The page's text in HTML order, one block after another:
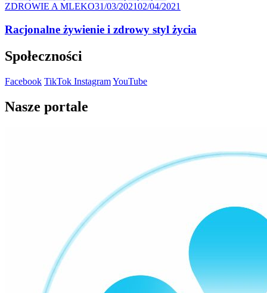
Kategoria
ZDROWIE A MLEKOPosted
31/03/202102/04/2021
Racjonalne żywienie i zdrowy styl życia
Społeczności
Facebook TikTok InstagramYouTube
Nasze portale